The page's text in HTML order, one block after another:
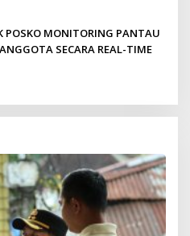
POSKO MONITORING PANTAU
SECARA REAL-TIME